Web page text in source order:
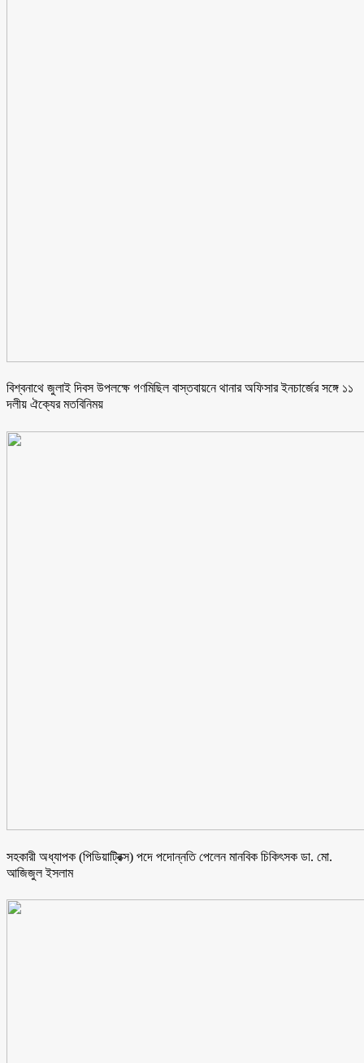
বিশ্বনাথে জুলাই দিবস উপলক্ষে গণমিছিল বাস্তবায়নে থানার অফিসার ইনচার্জের সঙ্গে ১১
দলীয় ঐক্যের মতবিনিময়
সহকারী অধ্যাপক (পিডিয়াট্রিক্স) পদে পদোন্নতি পেলেন মানবিক চিকিৎসক ডা. মো.
আজিজুল ইসলাম